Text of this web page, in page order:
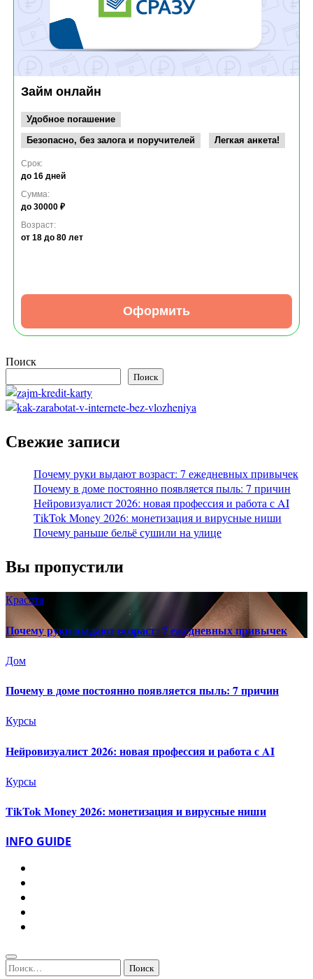
Займ онлайн
Удобное погашение
Безопасно, без залога и поручителей
Легкая анкета!
Срок:
до 16 дней
Сумма:
до 30000 ₽
Возраст:
от 18 до 80 лет
Оформить
Поиск
Поиск
Свежие записи
Почему руки выдают возраст: 7 ежедневных привычек
Почему в доме постоянно появляется пыль: 7 причин
Нейровизуалист 2026: новая профессия и работа с AI
TikTok Money 2026: монетизация и вирусные ниши
Почему раньше бельё сушили на улице
Вы пропустили
Красота
Почему руки выдают возраст: 7 ежедневных привычек
Дом
Почему в доме постоянно появляется пыль: 7 причин
Курсы
Нейровизуалист 2026: новая профессия и работа с AI
Курсы
TikTok Money 2026: монетизация и вирусные ниши
INFO GUIDE
Найти: